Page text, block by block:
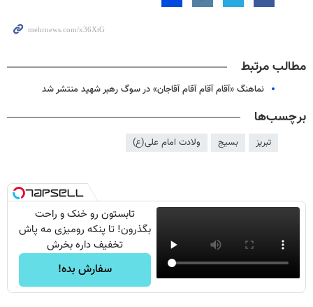
مطالب مرتبط
نماهنگ «آقام آقام آقام آقاجان» در سوگ رهبر شهید منتشر شد
برچسب‌ها
تبریز بسیج ولادت امام علی(ع)
تابستون رو خنک و راحت
بگذرون! تا پنکه رومیزی مه پاش
تخفیف داره بخرش
سفارش بده!